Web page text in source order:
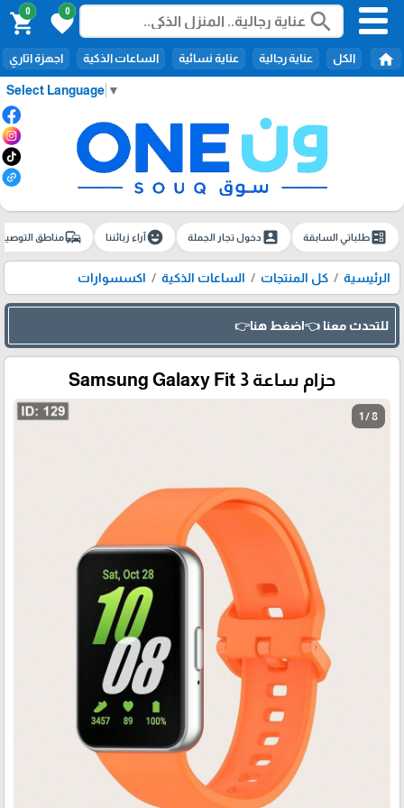
Select Language ▼
search
0
favorite
0
shopping_cart
home الكل عناية رجالية عناية نسائية الساعات الذكية اجهزة اتاري
ballotطلباتي السابقة account_boxدخول تجار الجملة emoji_emotionsآراء زبائننا commuteمناطق
الرئيسية كل المنتجات الساعات الذكية اكسسوارات
للتحدث معنا 👈اضغط هنا👉
حزام ساعة Samsung Galaxy Fit 3
1 / 8